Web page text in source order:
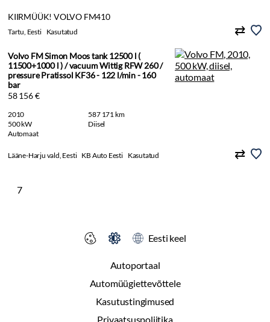
KIIRMÜÜK! VOLVO FM410
Tartu, Eesti Kasutatud
Volvo FM Simon Moos tank 12500 l (
11500+1000 l ) / vacuum Wittig RFW 260 /
pressure Pratissol KF36 - 122 l/min - 160
bar
58 156 €
2010
587 171 km
500 kW
Diisel
Automaat
Lääne-Harju vald, Eesti KB Auto Eesti Kasutatud
7
Autoportaal
Automüügiettevõttele
Kasutustingimused
Privaatsuspoliitika
Eesti keel